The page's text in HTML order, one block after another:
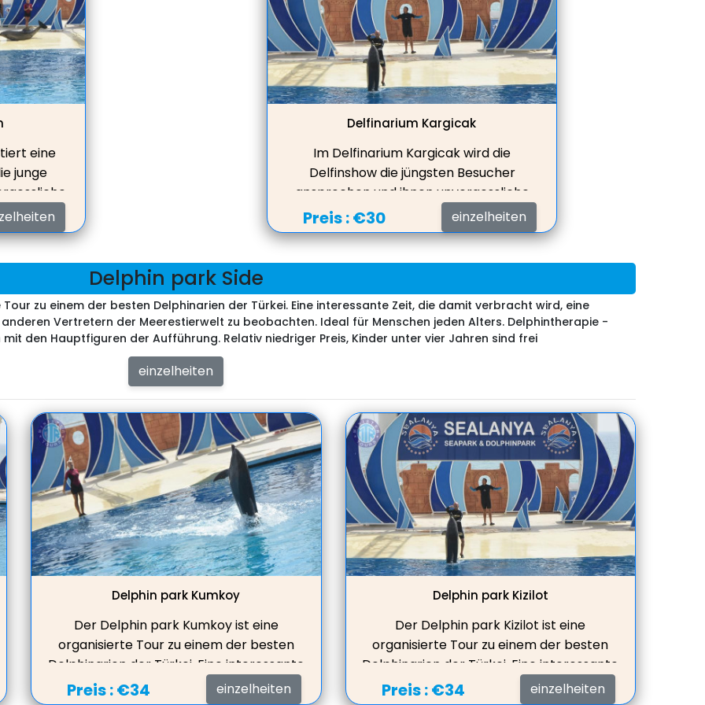
während Ihres Urlaubs in der Türkei einige
Urlaubs in der Türkei beeindruckende
Fotos zu machen.
eine
junge
Ihres
Fotos zu
Delfinarium Kargicak
Im Delfinarium Kargicak wird die
Delfinshow die jüngsten Besucher
ansprechen und ihnen unvergessliche
Emotionen im Delfinpark Sealanya
bescheren. Die Meeressäuger im
mit Bällen oder Reifen vorführen. Nach
dieser Vorstellung haben Sie die
Gelegenheit, während Ihres Urlaubs in
der Türkei einige beeindruckende Fotos
Preis :€30 einzelheiten
Delphin park Side
zu einem der besten Delphinarien der Türkei. Eine interessante Zeit, die damit verbracht wird, eine
Vertretern der Meerestierwelt zu beobachten. Ideal für Menschen jeden Alters. Delphintherapie -
den Hauptfiguren der Aufführung. Relativ niedriger Preis, Kinder unter vier Jahren sind frei
einzelheiten
Delphin park Kumkoy
Der Delphin park Kumkoy ist eine
organisierte Tour zu einem der besten
Delphinarien der Türkei. Eine interessante
Zeit, die damit verbracht wird, eine
Preis :€34 einzelheiten
Delphin park Kizilot
Der Delphin park Kizilot ist eine
organisierte Tour zu einem der besten
Delphinarien der Türkei. Eine interessante
Zeit, die damit verbracht wird, eine
Preis :€34 einzelheiten